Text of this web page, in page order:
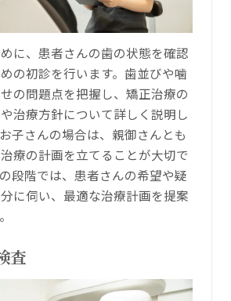
に、患者さんの歯の状態を確認
の初診を行います。歯並びや噛
の問題点を把握し、矯正治療の
治療方針について詳しく説明し
子さんの場合は、親御さんとも
療の計画を立てることが大切で
段階では、患者さんの希望や疑
に伺い、最適な治療計画を提案
査